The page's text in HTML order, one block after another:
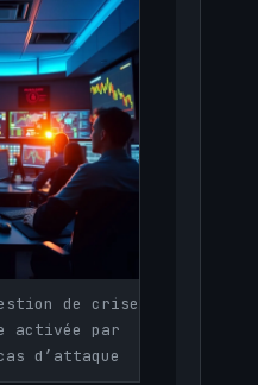
de crise
activée par
d’attaque